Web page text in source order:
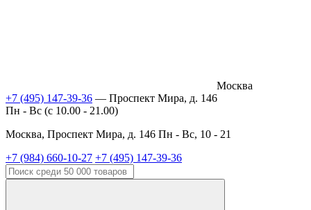
Москва
+7 (495) 147-39-36 — Проспект Мира, д. 146
Пн - Вс (c 10.00 - 21.00)
Москва, Проспект Мира, д. 146 Пн - Вс, 10 - 21
+7 (984) 660-10-27 +7 (495) 147-39-36